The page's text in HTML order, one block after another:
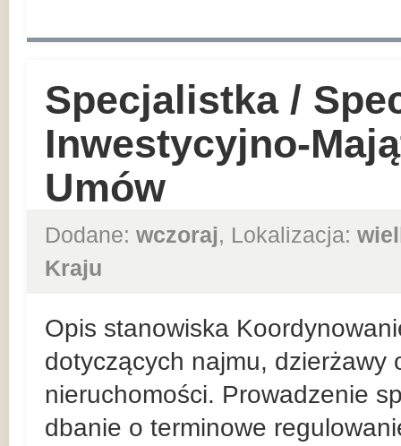
Specjalistka /
Inwestycyjno-
Umów
Dodane: wczoraj, Lokalizacja:
Kraju
Opis stanowiska
dotyczących najmu, dzierżawy
nieruchomości. Prowadzenie
dbanie o terminowe